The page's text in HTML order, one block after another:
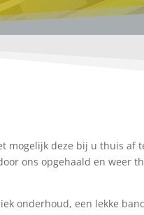
mogelijk deze bij u thuis
ons opgehaald en weer
onderhoud, een lekke